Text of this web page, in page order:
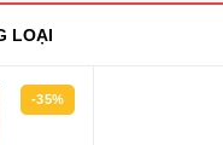
LOẠI
-35%